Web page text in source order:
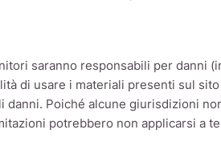
saranno responsabili per
di usare i materiali presenti sul
Poiché alcune giurisdizioni
potrebbero non applicarsi a